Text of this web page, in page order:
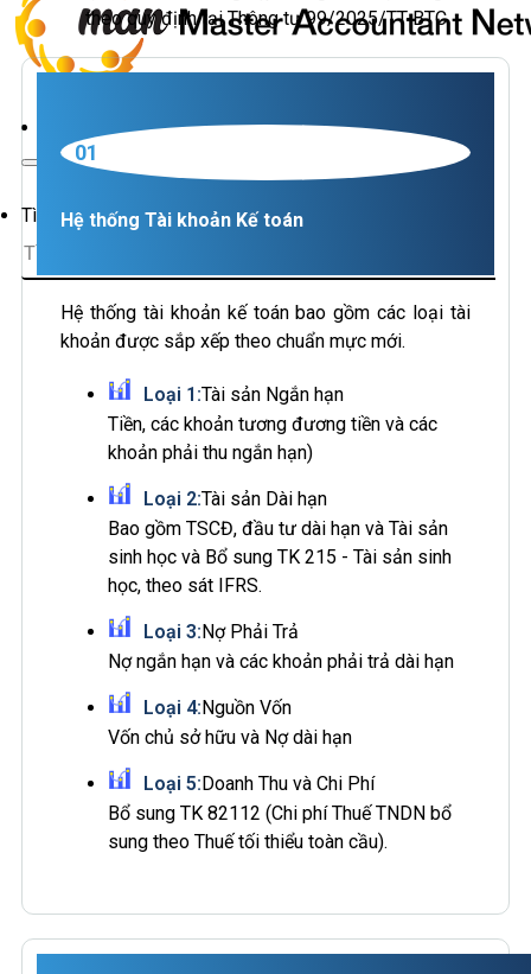
Korean
Japanese
Tìm kiếm
theo quy định tại Thông tư 99/2025/TT-BTC
01
Hệ thống Tài khoản Kế toán
Hệ thống tài khoản kế toán bao gồm các loại tài
khoản được sắp xếp theo chuẩn mực mới.
Loại 1:Tài sản Ngắn hạn
Tiền, các khoản tương đương tiền và các
khoản phải thu ngắn hạn)
Loại 2:Tài sản Dài hạn
Bao gồm TSCĐ, đầu tư dài hạn và Tài sản
sinh học và Bổ sung TK 215 - Tài sản sinh
học, theo sát IFRS.
Loại 3:Nợ Phải Trả
Nợ ngắn hạn và các khoản phải trả dài hạn
Loại 4:Nguồn Vốn
Vốn chủ sở hữu và Nợ dài hạn
Loại 5:Doanh Thu và Chi Phí
Bổ sung TK 82112 (Chi phí Thuế TNDN bổ
sung theo Thuế tối thiểu toàn cầu).